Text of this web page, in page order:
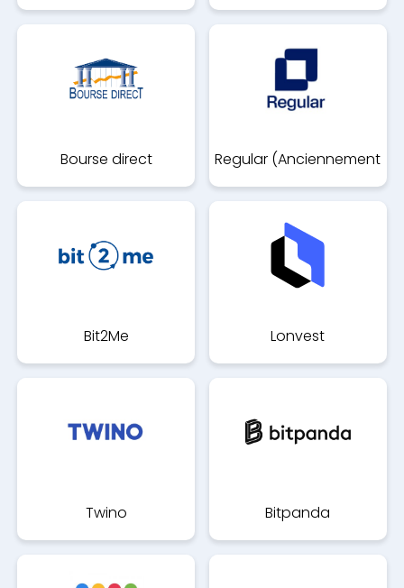
Bourse direct Regular (Anciennement
Bit2Me Lonvest
Twino Bitpanda